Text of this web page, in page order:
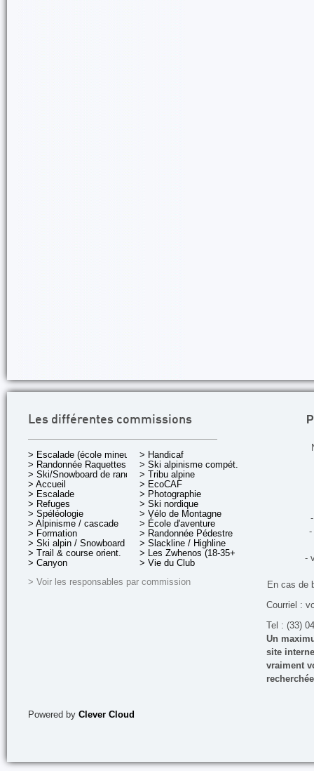
Les différentes commissions
> Escalade (école mineurs)
> Randonnée Raquettes
> Ski/Snowboard de rando.
> Accueil
> Escalade
> Refuges
> Spéléologie
> Alpinisme / cascade
> Formation
> Ski alpin / Snowboard
> Trail & course orient.
> Canyon
> Handicaf
> Ski alpinisme compét.
> Tribu alpine
> EcoCAF
> Photographie
> Ski nordique
> Vélo de Montagne
> École d'aventure
> Randonnée Pédestre
> Slackline / Highline
> Les Zwhenos (18-35+ ans)
> Vie du Club
> Voir les responsables par commission
-
-
En cas de
Courriel :
Tel : (33)
Un
site
vraiment
Powered by Clever Cloud